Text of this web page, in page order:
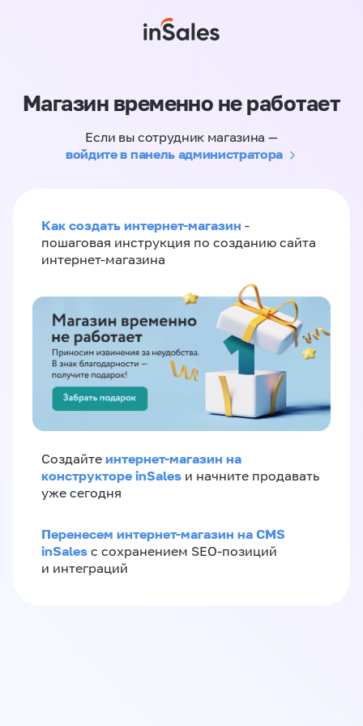
Магазин временно не работает
Если вы сотрудник магазина —
войдите в панель администратора
Как создать интернет-магазин -
пошаговая инструкция по созданию сайта
интернет-магазина
Создайте интернет-магазин на
конструкторе inSales и начните продавать
уже сегодня
Перенесем интернет-магазин на CMS
inSales с сохранением SEO-позиций
и интеграций